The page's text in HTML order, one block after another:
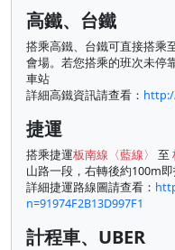
高鐵、台鐵
搭乘高鐵、台鐵可直接搭乘
會場。若您搭乘的班次未停
車站
詳細高鐵資訊請查看：
捷運
搭乘捷運板南線〈藍線〉 至
山路一段，右轉後約100m即
詳細捷運路線圖請查看：
n=91974F2B13D997F1
計程車、UBER